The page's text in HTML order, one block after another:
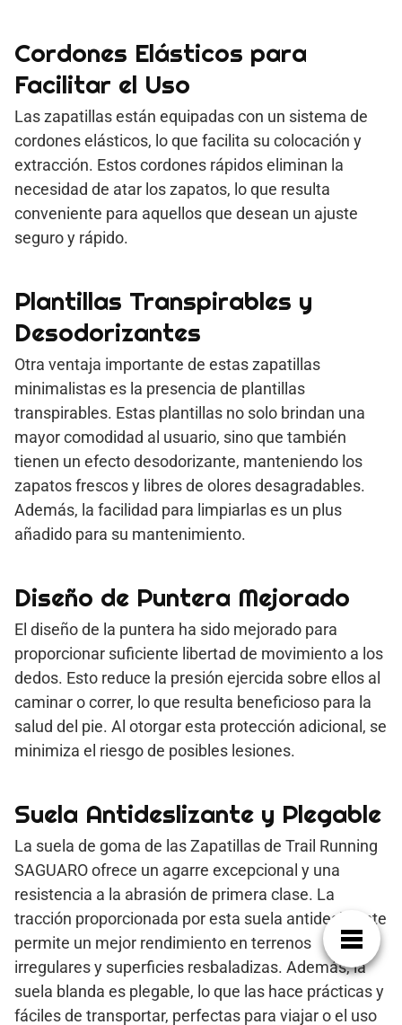
Cordones Elásticos para
Facilitar el Uso
Las zapatillas están equipadas con un sistema de
cordones elásticos, lo que facilita su colocación y
extracción. Estos cordones rápidos eliminan la
necesidad de atar los zapatos, lo que resulta
conveniente para aquellos que desean un ajuste
seguro y rápido.
Plantillas Transpirables y
Desodorizantes
Otra ventaja importante de estas zapatillas
minimalistas es la presencia de plantillas
transpirables. Estas plantillas no solo brindan una
mayor comodidad al usuario, sino que también
tienen un efecto desodorizante, manteniendo los
zapatos frescos y libres de olores desagradables.
Además, la facilidad para limpiarlas es un plus
añadido para su mantenimiento.
Diseño de Puntera Mejorado
El diseño de la puntera ha sido mejorado para
proporcionar suficiente libertad de movimiento a los
dedos. Esto reduce la presión ejercida sobre ellos al
caminar o correr, lo que resulta beneficioso para la
salud del pie. Al otorgar esta protección adicional, se
minimiza el riesgo de posibles lesiones.
Suela Antideslizante y Plegable
La suela de goma de las Zapatillas de Trail Running
SAGUARO ofrece un agarre excepcional y una
resistencia a la abrasión de primera clase. La
tracción proporcionada por esta suela antideslizante
permite un mejor rendimiento en terrenos
irregulares y superficies resbaladizas. Además, la
suela blanda es plegable, lo que las hace prácticas y
fáciles de transportar, perfectas para viajar o el uso